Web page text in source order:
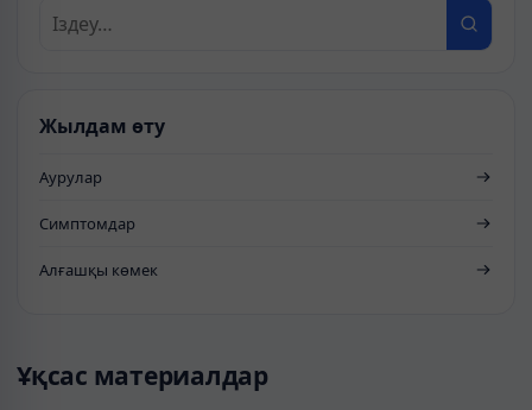
Жылдам өту
Аурулар
Симптомдар
Алғашқы көмек
Ұқсас материалдар